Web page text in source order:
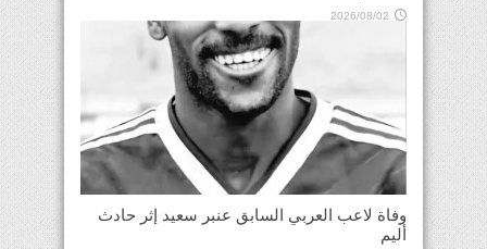
2026/08/02
وفاة لاعب العربي السابق عنبر سعيد إثر حادث
أليم